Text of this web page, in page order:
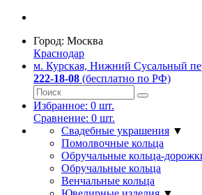
Город: Москва
Краснодар
м. Курская, Нижний Сусальный
222-18-08 (бесплатно по РФ)
Избранное: 0 шт.
Сравнение: 0 шт.
Свадебные украшения ▼
Помолвочные кольца
Обручальные кольца-
Обручальные кольца
Венчальные кольца